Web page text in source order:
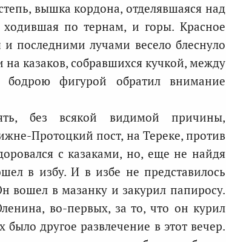
вышка кордона, отделявшаяся над
по тернам, и горы. Красное
последними лучами весело блеснуло
казаков, собравшихся кучкой, между
фигурой обратил внимание
без всякой видимой причины,
Протоцкий пост, на Тереке, против
с казаками, но, еще не найдя
в избу. И в избе не представилось
вошел в мазанку и закурил папиросу.
во-первых, за то, что он курил
другое развлечение в этот вечер.